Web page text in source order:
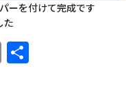
ーを付けて完成です
た
Email